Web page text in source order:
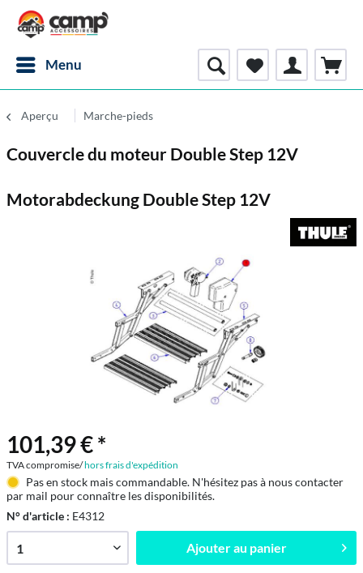
Menu
Aperçu Marche-pieds
Couvercle du moteur Double Step 12V
Motorabdeckung Double Step 12V
101,39 € *
TVA compromise/hors frais d'expédition
Pas en stock mais commandable. N'hésitez pas à nous contacter
par mail pour connaître les disponibilités.
N° d'article : E4312
Ajouter au panier